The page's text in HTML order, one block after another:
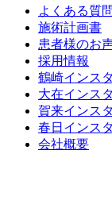
よくある質問
施術計画書
患者様のお
採用情報
鶴崎インス
大在インス
賀来インス
春日インス
会社概要